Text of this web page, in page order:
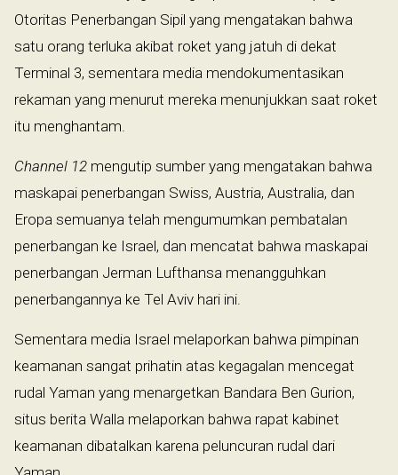
Otoritas Penerbangan Sipil yang mengatakan bahwa
satu orang terluka akibat roket yang jatuh di dekat
Terminal 3, sementara media mendokumentasikan
rekaman yang menurut mereka menunjukkan saat roket
itu menghantam.
Channel 12 mengutip sumber yang mengatakan bahwa
maskapai penerbangan Swiss, Austria, Australia, dan
Eropa semuanya telah mengumumkan pembatalan
penerbangan ke Israel, dan mencatat bahwa maskapai
penerbangan Jerman Lufthansa menangguhkan
penerbangannya ke Tel Aviv hari ini.
Sementara media Israel melaporkan bahwa pimpinan
keamanan sangat prihatin atas kegagalan mencegat
rudal Yaman yang menargetkan Bandara Ben Gurion,
situs berita Walla melaporkan bahwa rapat kabinet
keamanan dibatalkan karena peluncuran rudal dari